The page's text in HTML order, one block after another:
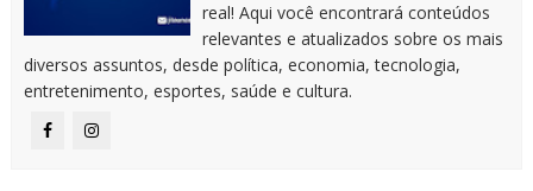
real! Aqui você encontrará conteúdos
relevantes e atualizados sobre os mais
diversos assuntos, desde política, economia, tecnologia,
entretenimento, esportes, saúde e cultura.